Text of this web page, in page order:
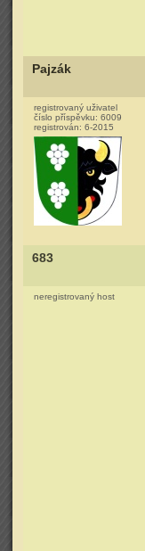
Pajzák
registrovaný uživatel
číslo příspěvku: 6009
registrován: 6-2015
683
neregistrovaný host